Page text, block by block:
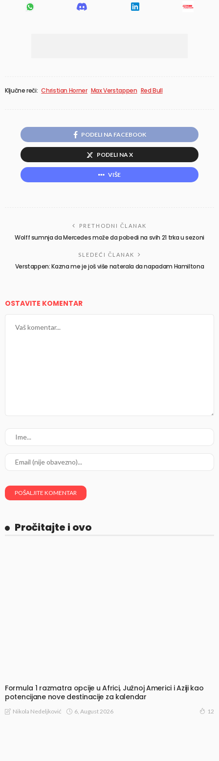
Ključne reči: Christian Horner Max Verstappen Red Bull
PODELI NA FACEBOOK
PODELI NA X
VIŠE
PRETHODNI ČLANAK
Wolff sumnja da Mercedes može da pobedi na svih 21 trka u sezoni
SLEDEĆI ČLANAK
Verstappen: Kazna me je još više naterala da napadam Hamiltona
OSTAVITE KOMENTAR
Pročitajte i ovo
Formula 1 razmatra opcije u Africi, Južnoj Americi i Aziji kao
potencijane nove destinacije za kalendar
Nikola Nedeljković 6, August 2026 12